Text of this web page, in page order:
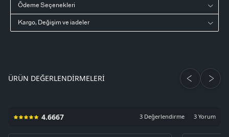
Ödeme Seçenekleri
Kargo, Değişim ve iadeler
ÜRÜN DEĞERLENDIRMELERI
4.6667 3 Değerlendirme 3 Yorum